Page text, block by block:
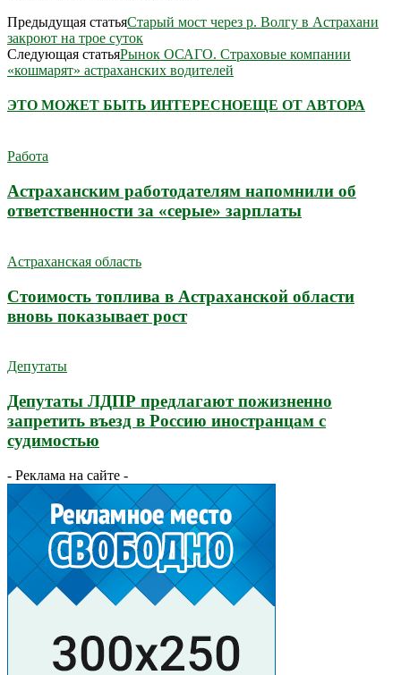
Предыдущая статьяСтарый мост через р. Волгу в Астрахани
закроют на трое суток
Следующая статьяРынок ОСАГО. Страховые компании
«кошмарят» астраханских водителей
ЭТО МОЖЕТ БЫТЬ ИНТЕРЕСНОЕЩЕ ОТ АВТОРА
Работа
Астраханским работодателям напомнили об
ответственности за «серые» зарплаты
Астраханская область
Стоимость топлива в Астраханской области
вновь показывает рост
Депутаты
Депутаты ЛДПР предлагают пожизненно
запретить въезд в Россию иностранцам с
судимостью
- Реклама на сайте -